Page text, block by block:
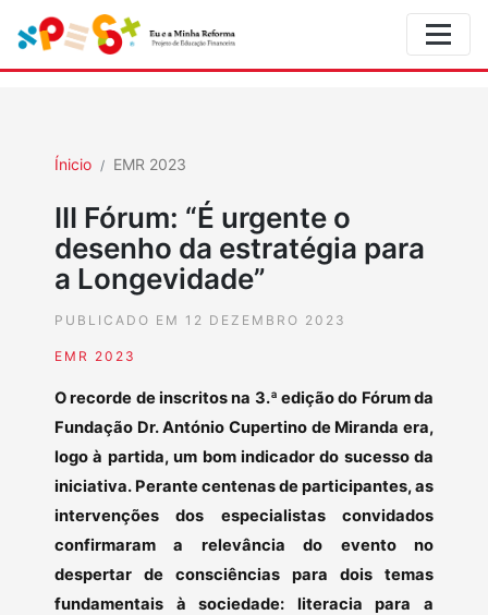
Ínicio EMR 2023
III Fórum: “É urgente o
desenho da estratégia para
a Longevidade”
PUBLICADO EM 12 DEZEMBRO 2023
EMR 2023
O recorde de inscritos na 3.ª edição do Fórum da
Fundação Dr. António Cupertino de Miranda era,
logo à partida, um bom indicador do sucesso da
iniciativa. Perante centenas de participantes, as
intervenções dos especialistas convidados
confirmaram a relevância do evento no
despertar de consciências para dois temas
fundamentais à sociedade: literacia para a